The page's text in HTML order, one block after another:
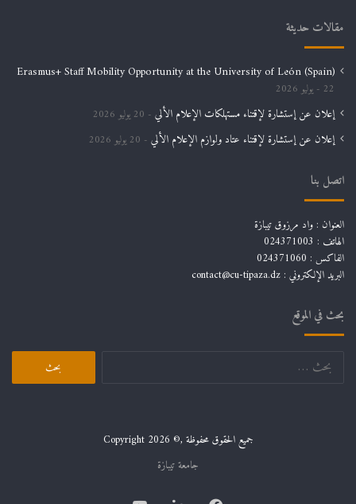
مقالات حديثة
Erasmus+ Staff Mobility Opportunity at the University of León (Spain)
22 يوليو 2026
إعلان عن إستشارة لإقتناء مستهلكات الإعلام الألي 20 يوليو 2026
إعلان عن إستشارة لإقتناء عتاد ولوازم الإعلام الألي 20 يوليو 2026
اتصل بنا
العنوان : واد مرزوق تيبازة
الهاتف : 024371003
الفاكس : 024371060
البريد الإلكتروني : contact@cu-tipaza.dz
بحث في الموقع
البحث
جميع الحقوق محفوظة ,© Copyright 2026
جامعة تيبازة